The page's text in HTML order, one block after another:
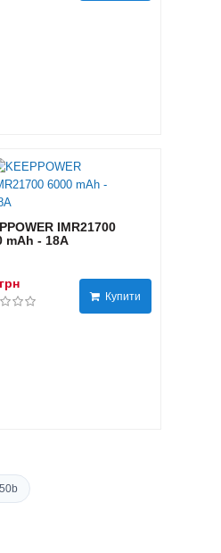
IMR21700
mAh - 18А
Купити